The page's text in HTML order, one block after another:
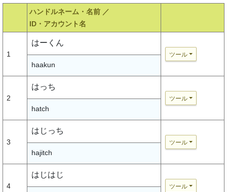
ハンドルネーム・名前 ／
ID・アカウント名
1
はーくん
ツール
haakun
2
はっち
ツール
hatch
3
はじっち
ツール
hajitch
4
はじはじ
ツール